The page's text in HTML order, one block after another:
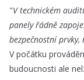
"V technickém
panely řádně
bezpečnostní
V počátku
budoucnosti ale